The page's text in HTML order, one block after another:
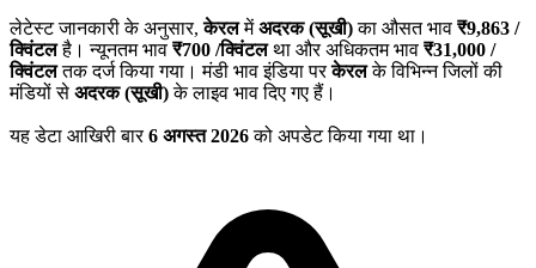
लेटेस्ट जानकारी के अनुसार,केरलमेंअदरक (सूखी)का औसत भाव ₹9,863 /
क्विंटलहै। न्यूनतम भाव ₹700 /क्विंटलथा और अधिकतम भाव ₹31,000 /
क्विंटलतक दर्ज किया गया। मंडी भाव इंडिया परकेरलके विभिन्न जिलों की
मंडियों से अदरक (सूखी)के लाइव भाव दिए गए हैं।
यह डेटा आखिरी बार6 अगस्त 2026को अपडेट किया गया था।